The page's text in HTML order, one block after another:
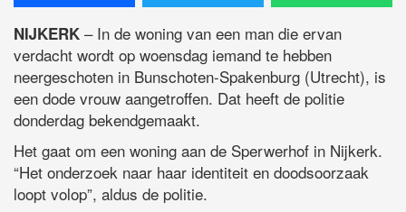
NIJKERK – In de woning van een man die ervan
verdacht wordt op woensdag iemand te hebben
neergeschoten in Bunschoten-Spakenburg (Utrecht), is
een dode vrouw aangetroffen. Dat heeft de politie
donderdag bekendgemaakt.
Het gaat om een woning aan de Sperwerhof in Nijkerk.
“Het onderzoek naar haar identiteit en doodsoorzaak
loopt volop”, aldus de politie.